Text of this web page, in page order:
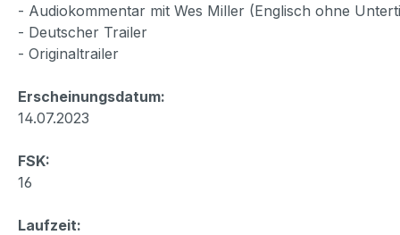
- Audiokommentar mit Wes Miller (Englisch ohne
- Deutscher Trailer
- Originaltrailer
Erscheinungsdatum:
14.07.2023
FSK:
16
Laufzeit: